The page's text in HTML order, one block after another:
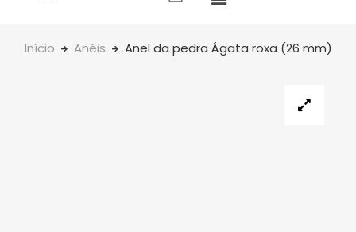
Início Anéis Anel da pedra Ágata roxa (26 mm)